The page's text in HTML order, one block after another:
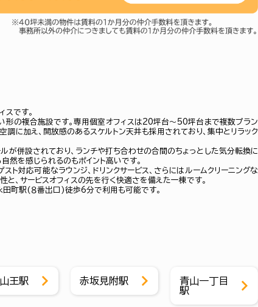
です。
形の複合施設です。専用個室オフィスは20坪台～50坪台まで複数プラン
調に加え、開放感のあるスケルトン天井も採用されており、集中とリラック
が併設されており、ランチや打ち合わせの合間のちょっとした気分転換に
然を感じられるのもポイント高いです。
対応可能なラウンジ、ドリンクサービス、さらにはルームクリーニングな
と、サービスオフィスの先を行く快適さを備えた一棟です。
町駅(８番出口)徒歩6分で利用も可能です。
王駅 赤坂見附駅
青山一丁目
駅